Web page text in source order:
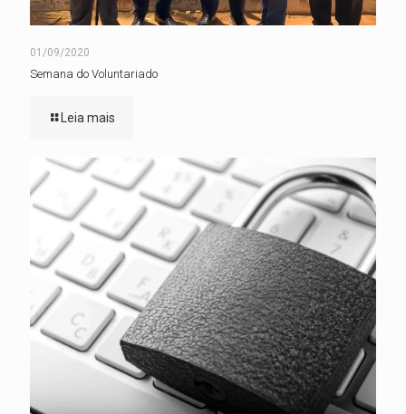
01/09/2020
Semana do Voluntariado
Leia mais